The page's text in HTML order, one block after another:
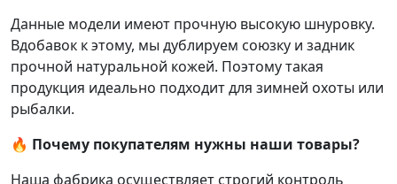
Данные модели имеют прочную высокую шнуровку.
Вдобавок к этому, мы дублируем союзку и задник
прочной натуральной кожей. Поэтому такая
продукция идеально подходит для зимней охоты или
рыбалки.
🔥 Почему покупателям нужны наши товары?
Наша фабрика осуществляет строгий контроль